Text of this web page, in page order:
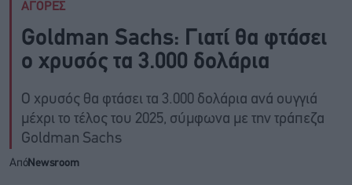
ΑΓΟΡΕΣ
Goldman Sachs: Γιατί θα φτάσει
ο χρυσός τα 3.000 δολάρια
Ο χρυσός θα φτάσει τα 3.000 δολάρια ανά ουγγιά
μέχρι το τέλος του 2025, σύμφωνα με την τράπεζα
Goldman Sachs
ΑπόNewsroom